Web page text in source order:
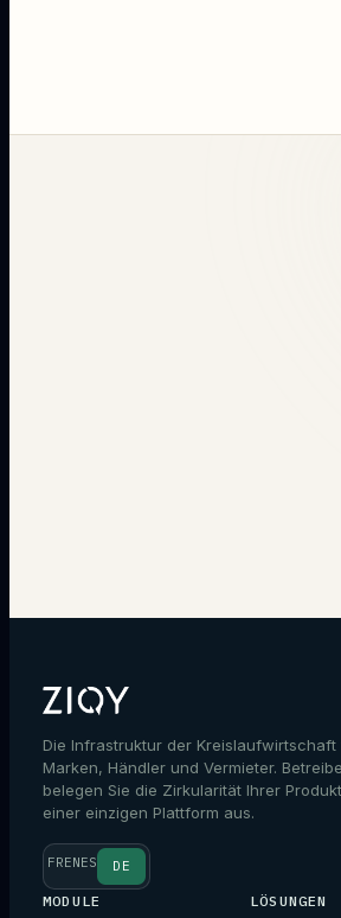
Die Infrastruktur der Kreislaufwirtschaft
Marken, Händler und Vermieter.
belegen Sie die Zirkularität Ihrer
einer einzigen Plattform aus.
FRENES DE
MODULE LÖSUNGEN